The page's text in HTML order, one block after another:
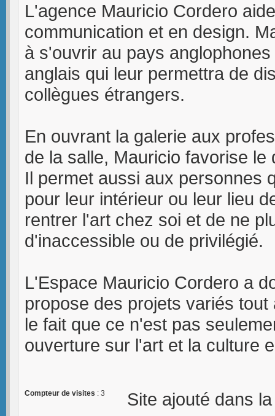
L'agence Mauricio Cordero
communication et en design.
à s'ouvrir au pays
anglais qui leur permettra de
collègues étrangers.
En ouvrant la galerie aux
de la salle, Mauricio favorise
Il permet aussi aux personnes
pour leur intérieur ou leur lieu
rentrer l'art chez soi et de ne
d'inaccessible ou de privilégié.
L'Espace Mauricio Cordero a
propose des projets variés
le fait que ce n'est pas
ouverture sur l'art et la culture
Compteur de visites : 3 Site ajouté dans